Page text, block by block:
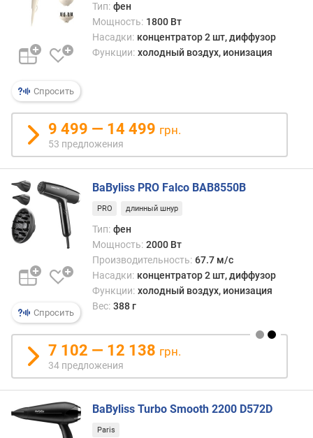
)
о
н
е
н
т
р
а
т
о
д
ф
у
о
щ
т
а
Спросить
Тип: фен
Мощность: 1800 Вт
Насадки: концентратор 2 шт, диффузор
Функции: холодный воздух, ионизация
9 499 — 14 499 грн.
53 предложения
Спросить
BaByliss PRO Falco BAB8550B
PRO длинный шнур
Тип: фен
Мощность: 2000 Вт
Производительность: 67.7 м/с
Насадки: концентратор 2 шт, диффузор
Функции: холодный воздух, ионизация
Вес: 388 г
7 102 — 12 138 грн.
34 предложения
BaByliss Turbo Smooth 2200 D572D
Paris